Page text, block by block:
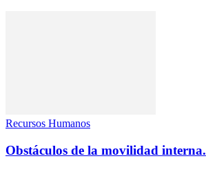
Recursos Humanos
Obstáculos de la movilidad interna.